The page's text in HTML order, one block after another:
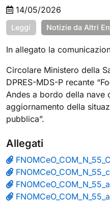
14/05/2026
Leggi Notizie da Altri
In allegato la
Circolare Ministero della
DPRES-MDS-P recante
Andes a bordo della nave
aggiornamento della
pubblica”.
Allegati